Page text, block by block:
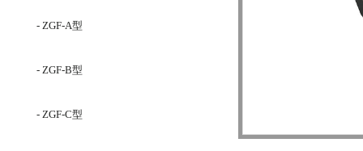
- ZGF-A型
- ZGF-B型
- ZGF-C型